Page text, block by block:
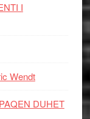
I
Wendt
DUHET